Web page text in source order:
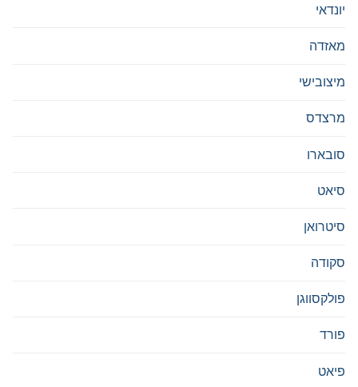
יונדאי
מאזדה
מיצובישי
מרצדס
סובארו
סיאט
סיטרואן
סקודה
פולקסווגן
פורד
פיאט